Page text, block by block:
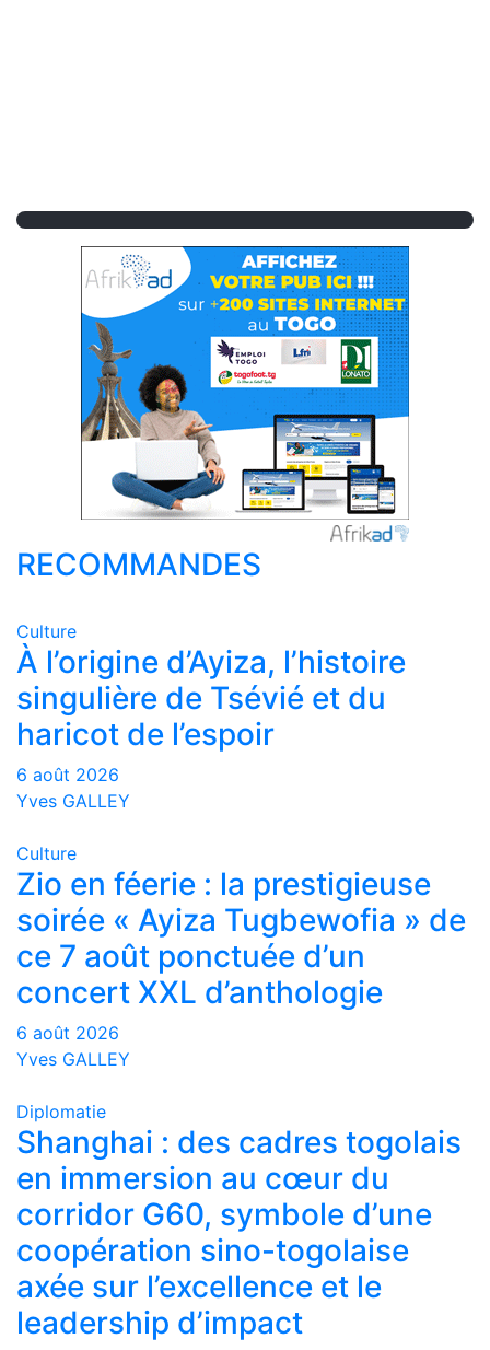
RECOMMANDES
Culture
À l’origine d’Ayiza, l’histoire
singulière de Tsévié et du
haricot de l’espoir
6 août 2026
Yves GALLEY
Culture
Zio en féerie : la prestigieuse
soirée « Ayiza Tugbewofia » de
ce 7 août ponctuée d’un
concert XXL d’anthologie
6 août 2026
Yves GALLEY
Diplomatie
Shanghai : des cadres togolais
en immersion au cœur du
corridor G60, symbole d’une
coopération sino-togolaise
axée sur l’excellence et le
leadership d’impact